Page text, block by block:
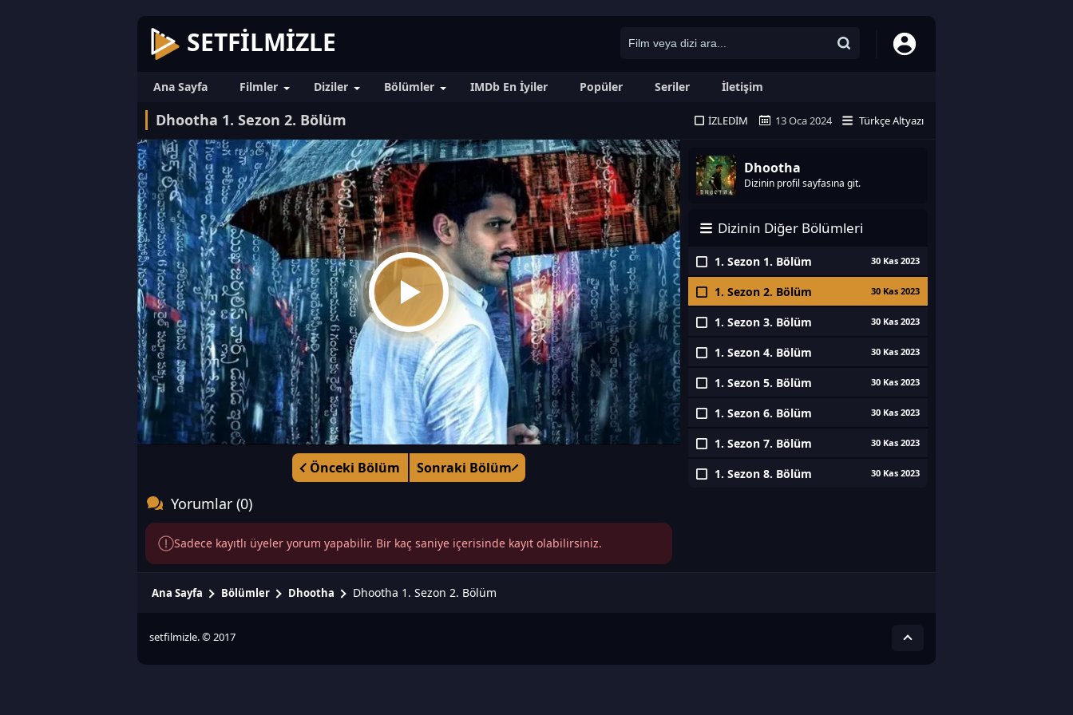
SETFILMIZLE
Ana Sayfa Filmler Diziler Bölümler IMDb En İyiler Popüler Seriler İletişim
Dhootha 1. Sezon 2. Bölüm İZLEDIM 13 Oca 2024 Türkçe Altyazı
Önceki Bölüm Sonraki Bölüm
Dhootha
Dizinin profil sayfasına git.
Dizinin Diğer Bölümleri
1. Sezon 1. Bölüm 30 Kas 2023
1. Sezon 2. Bölüm 30 Kas 2023
1. Sezon 3. Bölüm 30 Kas 2023
1. Sezon 4. Bölüm 30 Kas 2023
1. Sezon 5. Bölüm 30 Kas 2023
1. Sezon 6. Bölüm 30 Kas 2023
1. Sezon 7. Bölüm 30 Kas 2023
1. Sezon 8. Bölüm 30 Kas 2023
Yorumlar (0)
Sadece kayıtlı üyeler yorum yapabilir. Bir kaç saniye içerisinde kayıt olabilirsiniz.
Ana Sayfa Bölümler Dhootha Dhootha 1. Sezon 2. Bölüm
setfilmizle. © 2017